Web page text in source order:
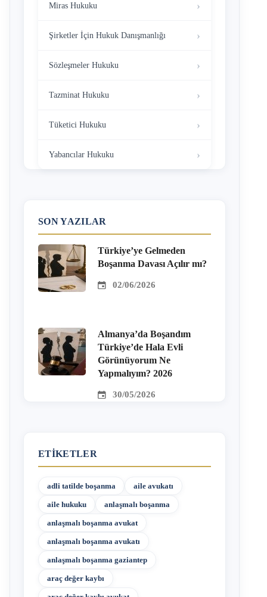
Miras Hukuku
Şirketler İçin Hukuk Danışmanlığı
Sözleşmeler Hukuku
Tazminat Hukuku
Tüketici Hukuku
Yabancılar Hukuku
SON YAZILAR
Türkiye’ye Gelmeden
Boşanma Davası Açılır mı?
02/06/2026
Almanya’da Boşandım
Türkiye’de Hala Evli
Görünüyorum Ne
Yapmalıyım? 2026
30/05/2026
ETIKETLER
adli tatilde boşanma aile avukatı
aile hukuku anlaşmalı boşanma
anlaşmalı boşanma avukat
anlaşmalı boşanma avukatı
anlaşmalı boşanma gaziantep
araç değer kaybı